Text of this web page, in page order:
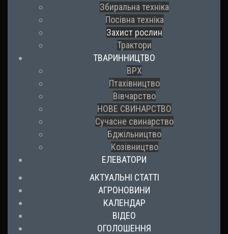
Збиральна техніка
Посівна техніка
Захист рослин
Трактори
ТВАРИННИЦТВО
ВРХ
Птахівництво
Вівчарство
НОВЕ СВИНАРСТВО
Сучасне свинарство
Бджільництво
Козівництво
ЕЛЕВАТОРИ
АКТУАЛЬНІ СТАТТІ
АГРОНОВИНИ
КАЛЕНДАР
ВІДЕО
ОГОЛОШЕННЯ